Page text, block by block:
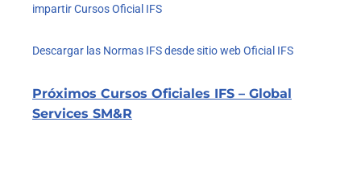
impartir Cursos Oficial IFS
Descargar las Normas IFS desde sitio web Oficial IFS
Próximos Cursos Oficiales IFS – Global
Services SM&R